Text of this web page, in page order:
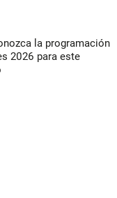
la programación
2026 para este